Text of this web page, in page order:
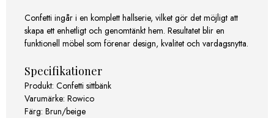
Confetti ingår i en komplett hallserie, vilket gör det möjligt att
skapa ett enhetligt och genomtänkt hem. Resultatet blir en
funktionell möbel som förenar design, kvalitet och vardagsnytta.
Specifikationer
Produkt: Confetti sittbänk
Varumärke: Rowico
Färg: Brun/beige